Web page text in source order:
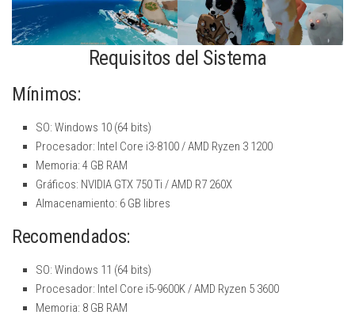
Requisitos del Sistema
Mínimos:
SO: Windows 10 (64 bits)
Procesador: Intel Core i3-8100 / AMD Ryzen 3 1200
Memoria: 4 GB RAM
Gráficos: NVIDIA GTX 750 Ti / AMD R7 260X
Almacenamiento: 6 GB libres
Recomendados:
SO: Windows 11 (64 bits)
Procesador: Intel Core i5-9600K / AMD Ryzen 5 3600
Memoria: 8 GB RAM